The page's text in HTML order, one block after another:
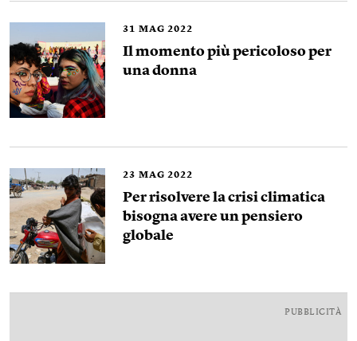
31 MAG 2022
Il momento più pericoloso per
una donna
23 MAG 2022
Per risolvere la crisi climatica
bisogna avere un pensiero
globale
PUBBLICITÀ